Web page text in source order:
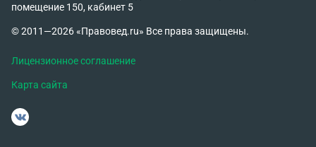
помещение 150, кабинет 5
© 2011—2026 «Правовед.ru» Все права защищены.
Лицензионное соглашение
Карта сайта